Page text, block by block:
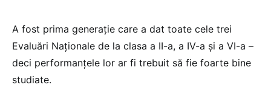
A fost prima generație care a dat toate cele trei
Evaluări Naționale de la clasa a II-a, a IV-a și a VI-a –
deci performanțele lor ar fi trebuit să fie foarte bine
studiate.